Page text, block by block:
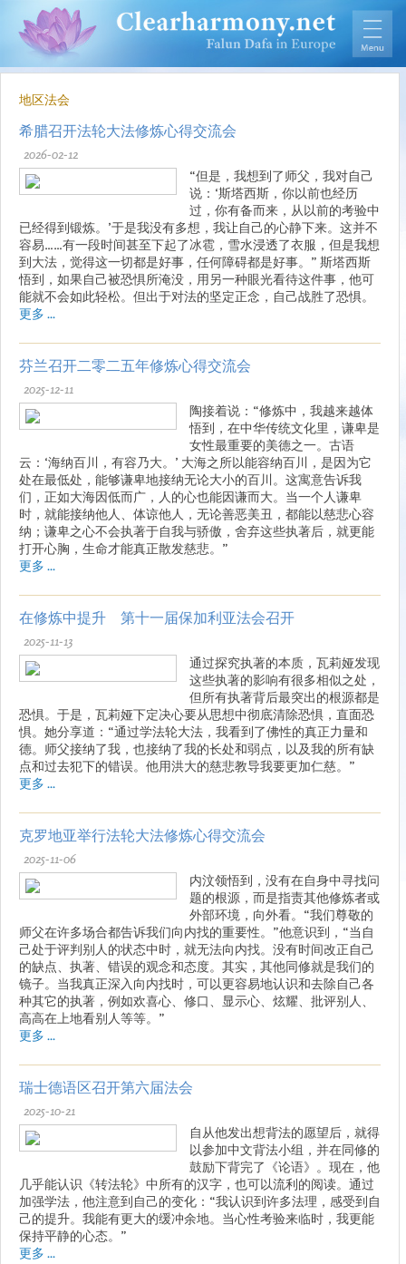
地区法会
希腊召开法轮大法修炼心得交流会
2026-02-12
“但是，我想到了师父，我对自己
说：‘斯塔西斯，你以前也经历
过，你有备而来，从以前的考验中
已经得到锻炼。’于是我没有多想，我让自己的心静下来。这并不
容易……有一段时间甚至下起了冰雹，雪水浸透了衣服，但是我想
到大法，觉得这一切都是好事，任何障碍都是好事。” 斯塔西斯
悟到，如果自己被恐惧所淹没，用另一种眼光看待这件事，他可
能就不会如此轻松。但出于对法的坚定正念，自己战胜了恐惧。
更多 ...
芬兰召开二零二五年修炼心得交流会
2025-12-11
陶接着说：“修炼中，我越来越体
悟到，在中华传统文化里，谦卑是
女性最重要的美德之一。古语
云：‘海纳百川，有容乃大。’ 大海之所以能容纳百川，是因为它
处在最低处，能够谦卑地接纳无论大小的百川。这寓意告诉我
们，正如大海因低而广，人的心也能因谦而大。当一个人谦卑
时，就能接纳他人、体谅他人，无论善恶美丑，都能以慈悲心容
纳；谦卑之心不会执著于自我与骄傲，舍弃这些执著后，就更能
打开心胸，生命才能真正散发慈悲。”
更多 ...
在修炼中提升 第十一届保加利亚法会召开
2025-11-13
通过探究执著的本质，瓦莉娅发现
这些执著的影响有很多相似之处，
但所有执著背后最突出的根源都是
恐惧。于是，瓦莉娅下定决心要从思想中彻底清除恐惧，直面恐
惧。她分享道：“通过学法轮大法，我看到了佛性的真正力量和
德。师父接纳了我，也接纳了我的长处和弱点，以及我的所有缺
点和过去犯下的错误。他用洪大的慈悲教导我要更加仁慈。”
更多 ...
克罗地亚举行法轮大法修炼心得交流会
2025-11-06
内汶领悟到，没有在自身中寻找问
题的根源，而是指责其他修炼者或
外部环境，向外看。“我们尊敬的
师父在许多场合都告诉我们向内找的重要性。”他意识到，“当自
己处于评判别人的状态中时，就无法向内找。没有时间改正自己
的缺点、执著、错误的观念和态度。其实，其他同修就是我们的
镜子。当我真正深入向内找时，可以更容易地认识和去除自己各
种其它的执著，例如欢喜心、修口、显示心、炫耀、批评别人、
高高在上地看别人等等。”
更多 ...
瑞士德语区召开第六届法会
2025-10-21
自从他发出想背法的愿望后，就得
以参加中文背法小组，并在同修的
鼓励下背完了《论语》。现在，他
几乎能认识《转法轮》中所有的汉字，也可以流利的阅读。通过
加强学法，他注意到自己的变化：“我认识到许多法理，感受到自
己的提升。我能有更大的缓冲余地。当心性考验来临时，我更能
保持平静的心态。”
更多 ...